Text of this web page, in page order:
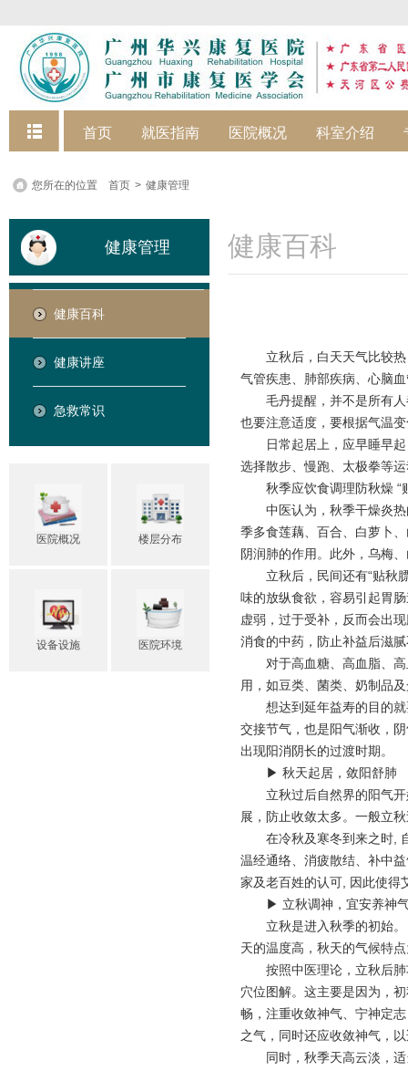
快捷菜单
首页 就医指南 医院概况 科室介绍
您所在的位置 首页 > 健康管理
健康管理
健康百科
健康讲座
急救常识
医院概况 楼层分布
设备设施 医院环境
健康百科
立秋后，白天天气比较
气管疾患、肺部疾病、心脑
毛丹提醒，并不是所有
也要注意适度，要根据气温
日常起居上，应早睡早
选择散步、慢跑、太极拳等
秋季应饮食调理防秋燥 “
中医认为，秋季干燥炎
季多食莲藕、百合、白萝卜
阴润肺的作用。此外，乌梅
立秋后，民间还有“贴秋
味的放纵食欲，容易引起胃
虚弱，过于受补，反而会出
消食的中药，防止补益后滋
对于高血糖、高血脂、高
用，如豆类、菌类、奶制品
想达到延年益寿的目的
交接节气，也是阳气渐收，
出现阳消阴长的过渡时期。
▶ 秋天起居，敛阳舒肺
立秋过后自然界的阳气
展，防止收敛太多。一般立
在冷秋及寒冬到来之时,
温经通络、消疲散结、补中
家及老百姓的认可, 因此使得
▶ 立秋调神，宜安养神
立秋是进入秋季的初始
天的温度高，秋天的气候特
按照中医理论，立秋后
穴位图解。这主要是因为，
畅，注重收敛神气、宁神定
之气，同时还应收敛神气，
同时，秋季天高云淡，